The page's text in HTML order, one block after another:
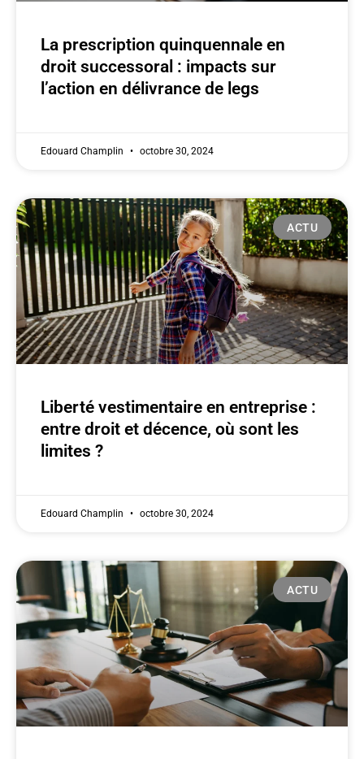
La prescription quinquennale en
droit successoral : impacts sur
l’action en délivrance de legs
Edouard Champlin octobre 30, 2024
ACTU
Liberté vestimentaire en entreprise :
entre droit et décence, où sont les
limites ?
Edouard Champlin octobre 30, 2024
ACTU